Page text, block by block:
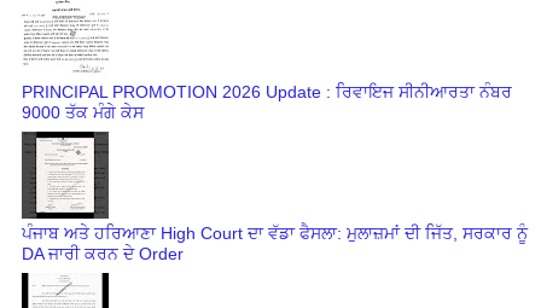
PRINCIPAL PROMOTION 2026 Update : ਰਿਵਾਇਜ ਸੀਨੀਆਰਤਾ ਨੰਬਰ
9000 ਤੱਕ ਮੰਗੇ ਕੇਸ
ਪੰਜਾਬ ਅਤੇ ਹਰਿਆਣਾ High Court ਦਾ ਵੱਡਾ ਫੈਸਲਾ: ਮੁਲਾਜ਼ਮਾਂ ਦੀ ਜਿੱਤ, ਸਰਕਾਰ ਨੂੰ
DA ਜਾਰੀ ਕਰਨ ਦੇ Order